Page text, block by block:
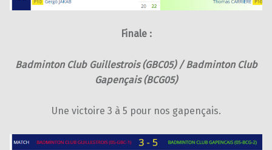
Finale :
Badminton Club Guillestrois (GBC05) / Badminton Club
Gapençais (BCG05)
Une victoire 3 à 5 pour nos gapençais.